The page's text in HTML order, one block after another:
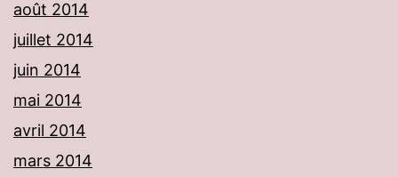
août 2014
juillet 2014
juin 2014
mai 2014
avril 2014
mars 2014